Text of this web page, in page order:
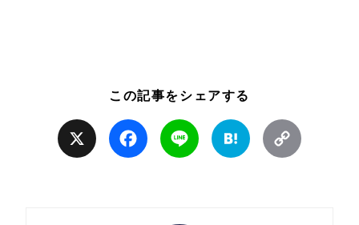
この記事をシェアする
Facebook Line Hatena